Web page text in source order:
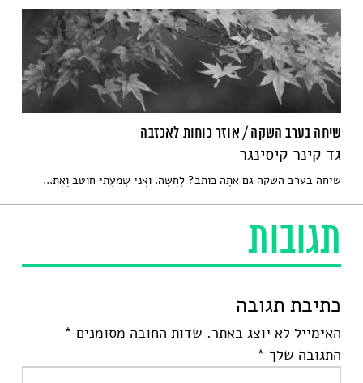
תגובות
כתיבת תגובה
האימייל לא יוצג באתר. שדות החובה מסומנים *
התגובה שלך *
שיחה בערב השקה / אוזר כוחות לאכזבה
גד קינר קיסינגר
שיחה בערב השקה גַּם אַתָּה כּוֹתֵב? לָחֲשָׁה. וַאֲנִי שָׁמַעְתִּי חוֹטֵב וְאֶת...